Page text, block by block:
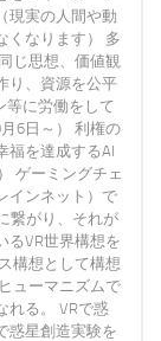
現実の人間や動
くなります） 多
じ思想、価値観
り、資源を公平
等に労働をして
6日～） 利権の
福を達成するAI
ゲーミングチェ
インネット）で
繋がり、それが
るVR世界構想を
構想として構想
ューマニズムで
れる。 VRで惑
惑星創造実験を